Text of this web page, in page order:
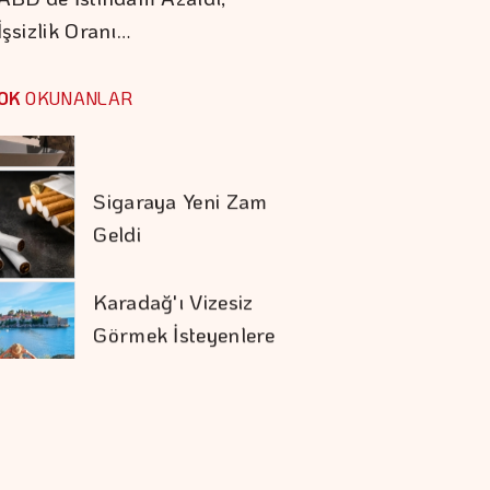
Oranı…
OKUNANLARGetirisi Yüksek
Geldi
Görmek İsteyenlere
Avantajlı Tur